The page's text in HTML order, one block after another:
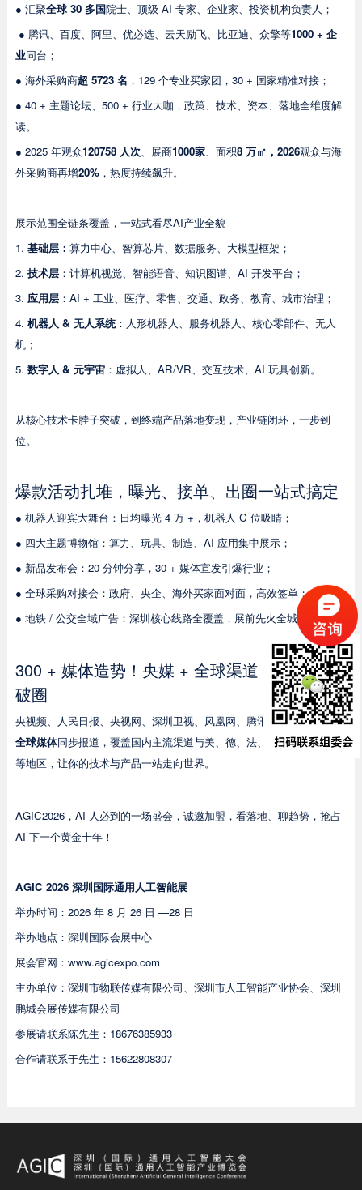
● 汇聚全球 30 多国院士、顶级 AI 专家、企业家、投资机构负责人；
● 腾讯、百度、阿里、优必选、云天励飞、比亚迪、众擎等1000 + 企
业同台；
● 海外采购商超 5723 名 ，129 个专业买家团，30 + 国家精准对接；
● 40 + 主题论坛、500 + 行业大咖，政策、技术、资本、落地全维度解
读。
● 2025 年观众120758 人次、展商1000家、面积8 万㎡ ，2026观众与海
外采购商再增20%，热度持续飙升。
展示范围全链条覆盖，一站式看尽AI产业全貌
1. 基础层： 算力中心、智算芯片、数据服务、大模型框架；
2. 技术层：计算机视觉、智能语音、知识图谱、AI 开发平台；
3. 应用层：AI + 工业、医疗、零售、交通、政务、教育、城市治理；
4. 机器人 & 无人系统：人形机器人、服务机器人、核心零部件、无人
机；
5. 数字人 & 元宇宙：虚拟人、AR/VR、交互技术、AI 玩具创新。
从核心技术卡脖子突破，到终端产品落地变现，产业链闭环，一步到
位。
爆款活动扎堆，曝光、接单、出圈一站式搞定
● 机器人迎宾大舞台：日均曝光 4 万 +，机器人 C 位吸睛；
● 四大主题博物馆：算力、玩具、制造、AI 应用集中展示；
● 新品发布会：20 分钟分享，30 + 媒体宣发引爆行业；
● 全球采购对接会：政府、央企、海外买家面对面，高效签单；
● 地铁 / 公交全域广告：深圳核心线路全覆盖，展前先火全城。
300 + 媒体造势！央媒 + 全球渠道，品牌直接
破圈
央视频、人民日报、央视网、深圳卫视、凤凰网、腾讯、网易等300 +
全球媒体同步报道，覆盖国内主流渠道与美、德、法、日、韩、东南亚
等地区，让你的技术与产品一站走向世界。
AGIC2026，AI 人必到的一场盛会，诚邀加盟，看落地、聊趋势，抢占
AI 下一个黄金十年！
AGIC 2026 深圳国际通用人工智能展
举办时间：2026 年 8 月 26 日 —28 日
举办地点：深圳国际会展中心
展会官网：www.agicexpo.com
主办单位：深圳市物联传媒有限公司、深圳市人工智能产业协会、深圳
鹏城会展传媒有限公司
参展请联系陈先生：18676385933
合作请联系于先生：15622808307